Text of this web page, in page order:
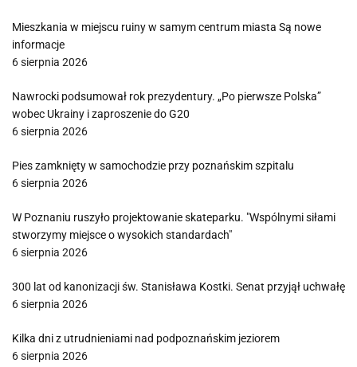
Mieszkania w miejscu ruiny w samym centrum miasta Są nowe
informacje
6 sierpnia 2026
Nawrocki podsumował rok prezydentury. „Po pierwsze Polska”
wobec Ukrainy i zaproszenie do G20
6 sierpnia 2026
Pies zamknięty w samochodzie przy poznańskim szpitalu
6 sierpnia 2026
W Poznaniu ruszyło projektowanie skateparku. "Wspólnymi siłami
stworzymy miejsce o wysokich standardach"
6 sierpnia 2026
300 lat od kanonizacji św. Stanisława Kostki. Senat przyjął uchwałę
6 sierpnia 2026
Kilka dni z utrudnieniami nad podpoznańskim jeziorem
6 sierpnia 2026